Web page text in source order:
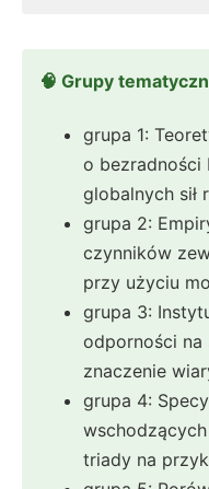
🧠 Grupy
grupa 1:
o bezradności
globalnych sił
grupa 2:
czynników
przy użyciu
grupa 3:
odporności na
znaczenie
grupa 4:
triady na